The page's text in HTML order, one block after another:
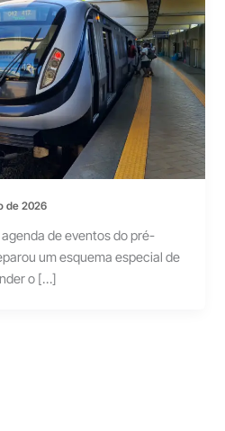
de 2026
de eventos do pré-
um esquema especial de
o […]